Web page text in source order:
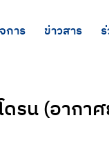
การ ข่าวสาร
รน (อากา